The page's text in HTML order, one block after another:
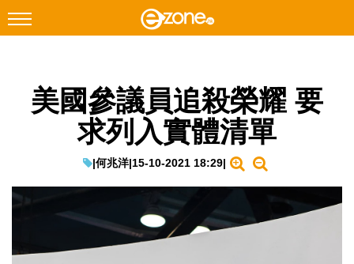
Facebook Instagram
遊戲動漫
EduTech
美國參議員追殺榮耀 要
求列入實體清單
|何兆洋|15-10-2021 18:29|